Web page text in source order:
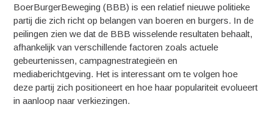
BoerBurgerBeweging (BBB) is een relatief nieuwe politieke
partij die zich richt op belangen van boeren en burgers. In de
peilingen zien we dat de BBB wisselende resultaten behaalt,
afhankelijk van verschillende factoren zoals actuele
gebeurtenissen, campagnestrategieën en
mediaberichtgeving. Het is interessant om te volgen hoe
deze partij zich positioneert en hoe haar populariteit evolueert
in aanloop naar verkiezingen.